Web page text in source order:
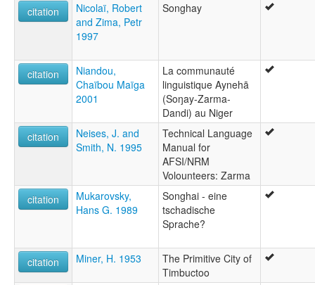
citation
Nicolaï, Robert
and Zima, Petr
1997
Songhay
citation
Niandou,
Chaïbou Maïga
2001
La communauté
linguistique Aynehā
(Soŋay-Zarma-
Dandi) au Niger
citation
Neises, J. and
Smith, N. 1995
Technical Language
Manual for
AFSI/NRM
Volounteers: Zarma
citation
Mukarovsky,
Hans G. 1989
Songhai - eine
tschadische
Sprache?
citation Miner, H. 1953
The Primitive City of
Timbuctoo